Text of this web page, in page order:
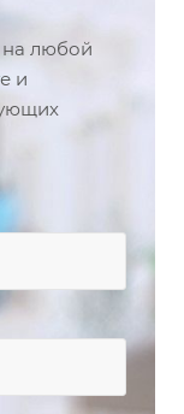
на любой
и